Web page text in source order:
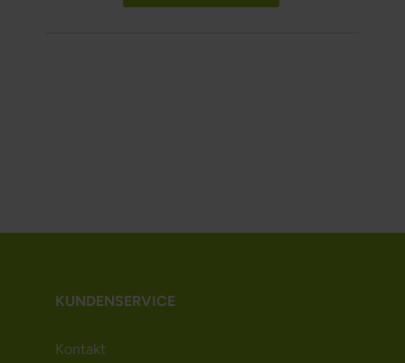
KUNDENSERVICE
Kontakt